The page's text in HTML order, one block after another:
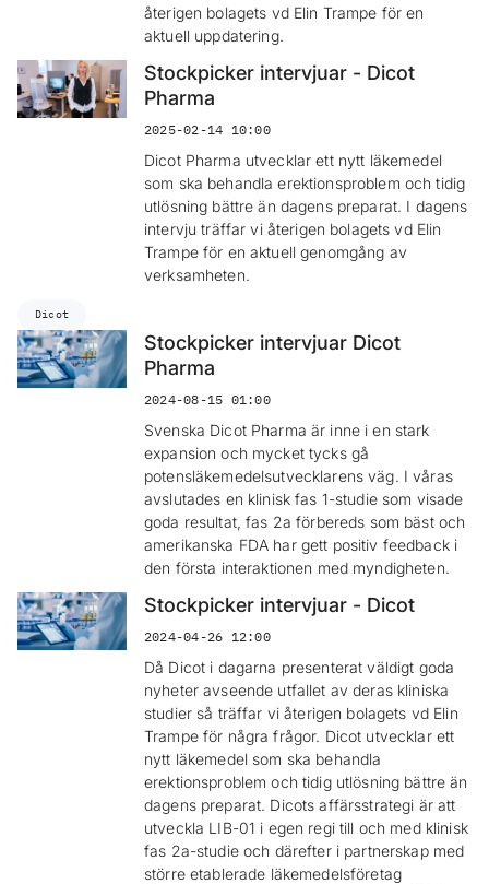
återigen bolagets vd Elin Trampe för en
aktuell uppdatering.
Stockpicker intervjuar - Dicot
Pharma
2025-02-14 10:00
Dicot Pharma utvecklar ett nytt läkemedel
som ska behandla erektionsproblem och tidig
utlösning bättre än dagens preparat. I dagens
intervju träffar vi återigen bolagets vd Elin
Trampe för en aktuell genomgång av
verksamheten.
Dicot
Stockpicker intervjuar Dicot
Pharma
2024-08-15 01:00
Svenska Dicot Pharma är inne i en stark
expansion och mycket tycks gå
potensläkemedelsutvecklarens väg. I våras
avslutades en klinisk fas 1-studie som visade
goda resultat, fas 2a förbereds som bäst och
amerikanska FDA har gett positiv feedback i
den första interaktionen med myndigheten.
Stockpicker intervjuar - Dicot
2024-04-26 12:00
Då Dicot i dagarna presenterat väldigt goda
nyheter avseende utfallet av deras kliniska
studier så träffar vi återigen bolagets vd Elin
Trampe för några frågor. Dicot utvecklar ett
nytt läkemedel som ska behandla
erektionsproblem och tidig utlösning bättre än
dagens preparat. Dicots affärsstrategi är att
utveckla LIB-01 i egen regi till och med klinisk
fas 2a-studie och därefter i partnerskap med
större etablerade läkemedelsföretag